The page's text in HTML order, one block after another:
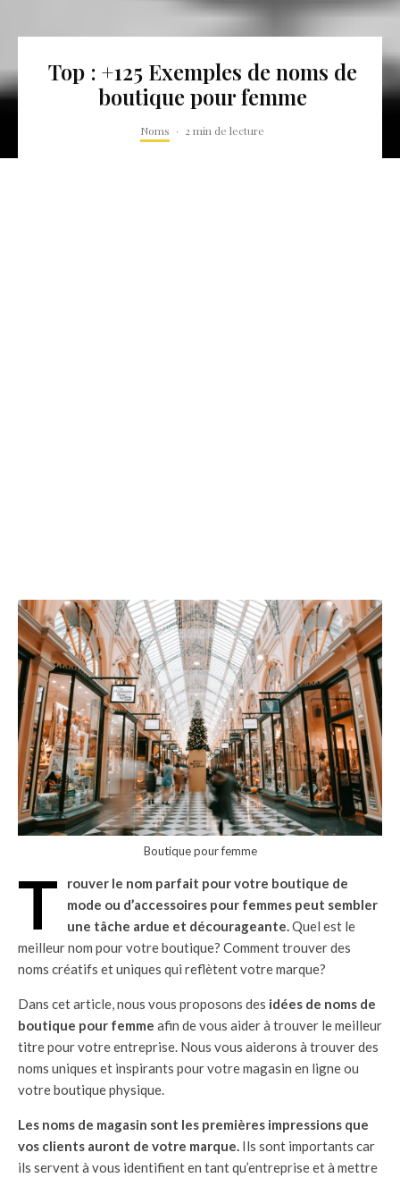
Top : +125 Exemples de noms de
boutique pour femme
Noms · 2 min de lecture
Boutique pour femme
T
rouver le nom parfait pour votre boutique de
mode ou d’accessoires pour femmes peut sembler
une tâche ardue et décourageante. Quel est le
meilleur nom pour votre boutique? Comment trouver des
noms créatifs et uniques qui reflètent votre marque?
Dans cet article, nous vous proposons des idées de noms de
boutique pour femme afin de vous aider à trouver le meilleur
titre pour votre entreprise. Nous vous aiderons à trouver des
noms uniques et inspirants pour votre magasin en ligne ou
votre boutique physique.
Les noms de magasin sont les premières impressions que
vos clients auront de votre marque. Ils sont importants car
ils servent à vous identifient en tant qu’entreprise et à mettre